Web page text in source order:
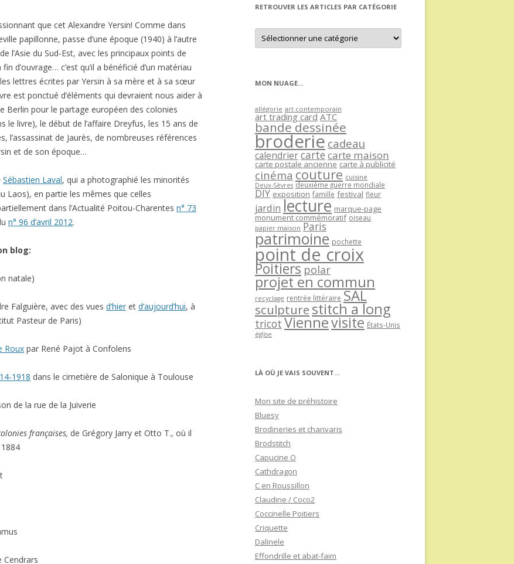
que cet Alexandre Yersin! Comme dans
papillonne, passe d’une époque (1940) à l’autre
l’Asie du Sud-Est, avec les principaux points de
d’ouvrage… c’est qu’il a bénéficié d’un matériau
lettres écrites par Yersin à sa mère et à sa sœur
est ponctué d’éléments qui devraient nous aider à
Berlin pour le partage européen des colonies
le livre), le début de l’affaire Dreyfus, les 15 ans de
l’assassinat de Jaurès, de nombreuses références
et de son époque…
Sébastien Laval, qui a photographié les minorités
Laos), en partie les mêmes que celles
dans l’Actualité Poitou-Charentes n° 73
n° 96 d’avril 2012.
blog:
natale)
Falguière, avec des vues d’hier et d’aujourd’hui, à
Pasteur de Paris)
Roux par René Pajot à Confolens
1918 dans le cimetière de Salonique à Toulouse
de la rue de la Juiverie
françaises, de Grégory Jarry et Otto T., où il
Cendrars
RETROUVER LES ARTICLES PAR CATÉGORIE
Retrouver
les
articles
MON NUAGE…
allégorie art contemporain
art trading card ATC
bande dessinée
broderie cadeau
calendriercartecarte maison
carte postale ancienne carte à publicité
cinéma couture cuisine
Deux-Sèvres deuxième guerre mondiale
DIY exposition famille festival fleur
jardin lecture marque-page
monument commémoratif oiseau
papier maison Paris
patrimoine pochette
point de croix
Poitiers polar
projet en commun
recyclage rentrée littéraire SAL
sculpture stitch a long
tricot Viennevisite États-Unis
église
LÀ OÙ JE VAIS SOUVENT…
Mon site de préhistoire
Bluesy
Brodineries et charivaris
Brodstitch
Capucine O
Cathdragon
C en Roussillon
Claudine / Coco2
Coccinelle Poitiers
Criquette
Dalinele
Effondrille et abat-faim